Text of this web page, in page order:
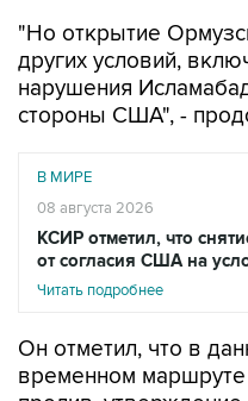
"Но открытие
других условий,
нарушения
стороны США", -
В МИРЕ
08 августа 2026
КСИР отметил, что
от согласия США на
Читать подробнее
Он отметил, что в
временном